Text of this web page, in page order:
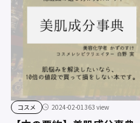
コスメ 2024-02-01363 view